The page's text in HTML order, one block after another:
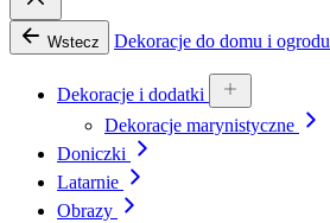
Wstecz Dekoracje do domu i ogrodu
Dekoracje i dodatki
Dekoracje marynistyczne
Doniczki
Latarnie
Obrazy